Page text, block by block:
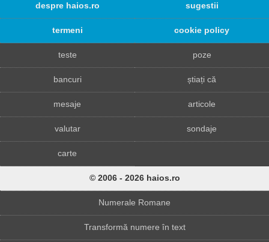
despre haios.ro sugestii
termeni cookie policy
teste poze
bancuri știați că
mesaje articole
valutar sondaje
carte
© 2006 - 2026 haios.ro
Numerale Romane
Transformă numere în text